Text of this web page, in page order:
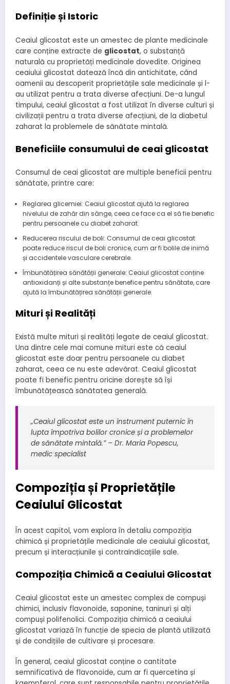
Definiție și Istoric
Ceaiul glicostat este un amestec de plante medicinale
care conține extracte de glicostat, o substanță
naturală cu proprietăți medicinale dovedite. Originea
ceaiului glicostat datează încă din antichitate, când
oamenii au descoperit proprietățile sale medicinale și l-
au utilizat pentru a trata diverse afecțiuni. De-a lungul
timpului, ceaiul glicostat a fost utilizat în diverse culturi și
civilizații pentru a trata diverse afecțiuni, de la diabetul
zaharat la problemele de sănătate mintală.
Beneficiile consumului de ceai glicostat
Consumul de ceai glicostat are multiple beneficii pentru
sănătate, printre care:
Reglarea glicemiei: Ceaiul glicostat ajută la reglarea
nivelului de zahăr din sânge, ceea ce face ca el să fie benefic
pentru persoanele cu diabet zaharat.
Reducerea riscului de boli: Consumul de ceai glicostat
poate reduce riscul de boli cronice, cum ar fi bolile de inimă
și accidentele vasculare cerebrale.
Îmbunătățirea sănătății generale: Ceaiul glicostat conține
antioxidanți și alte substanțe benefice pentru sănătate, care
ajută la îmbunătățirea sănătății generale.
Mituri și Realități
Există multe mituri și realități legate de ceaiul glicostat.
Una dintre cele mai comune mituri este că ceaiul
glicostat este doar pentru persoanele cu diabet
zaharat, ceea ce nu este adevărat. Ceaiul glicostat
poate fi benefic pentru oricine dorește să își
îmbunătățească sănătatea generală.
„Ceaiul glicostat este un instrument puternic în
lupta împotriva bolilor cronice și a problemelor
de sănătate mintală.” – Dr. Maria Popescu,
medic specialist
Compoziția și Proprietățile
Ceaiului Glicostat
În acest capitol, vom explora în detaliu compoziția
chimică și proprietățile medicinale ale ceaiului glicostat,
precum și interacțiunile și contraindicațiile sale.
Compoziția Chimică a Ceaiului Glicostat
Ceaiul glicostat este un amestec complex de compuși
chimici, inclusiv flavonoide, saponine, taninuri și alți
compuși polifenolici. Compoziția chimică a ceaiului
glicostat variază în funcție de specia de plantă utilizată
și de condițiile de cultivare și procesare.
În general, ceaiul glicostat conține o cantitate
semnificativă de flavonoide, cum ar fi quercetina și